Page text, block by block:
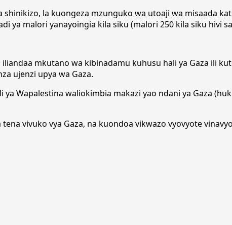
la kuongeza mzunguko wa utoaji wa misaada
ya malori yanayoingia kila siku (malori 250 kila siku hivi
mkutano wa kibinadamu kuhusu hali ya Gaza ili
ujenzi upya wa Gaza.
Wapalestina waliokimbia makazi yao ndani ya Gaza
vivuko vya Gaza, na kuondoa vikwazo vyovyote